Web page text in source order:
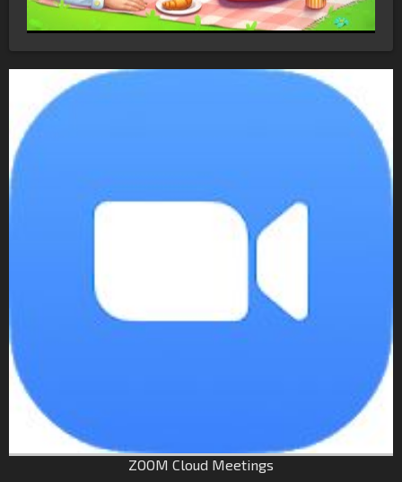
ZOOM Cloud Meetings